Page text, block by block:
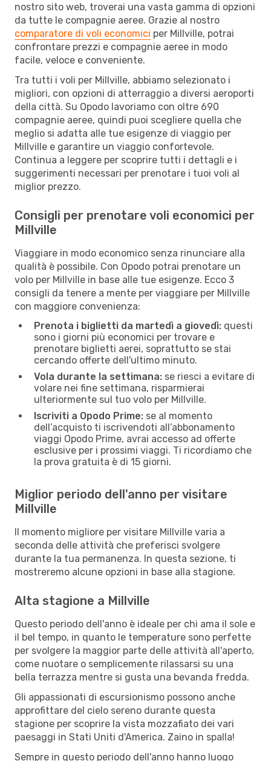
nostro sito web, troverai una vasta gamma di opzioni
da tutte le compagnie aeree. Grazie al nostro
comparatore di voli economici per Millville, potrai
confrontare prezzi e compagnie aeree in modo
facile, veloce e conveniente.
Tra tutti i voli per Millville, abbiamo selezionato i
migliori, con opzioni di atterraggio a diversi aeroporti
della città. Su Opodo lavoriamo con oltre 690
compagnie aeree, quindi puoi scegliere quella che
meglio si adatta alle tue esigenze di viaggio per
Millville e garantire un viaggio confortevole.
Continua a leggere per scoprire tutti i dettagli e i
suggerimenti necessari per prenotare i tuoi voli al
miglior prezzo.
Consigli per prenotare voli economici per
Millville
Viaggiare in modo economico senza rinunciare alla
qualità è possibile. Con Opodo potrai prenotare un
volo per Millville in base alle tue esigenze. Ecco 3
consigli da tenere a mente per viaggiare per Millville
con maggiore convenienza:
Prenota i biglietti da martedì a giovedì: questi
sono i giorni più economici per trovare e
prenotare biglietti aerei, soprattutto se stai
cercando offerte dell'ultimo minuto.
Vola durante la settimana: se riesci a evitare di
volare nei fine settimana, risparmierai
ulteriormente sul tuo volo per Millville.
Iscriviti a Opodo Prime: se al momento
dell’acquisto ti iscrivendoti all’abbonamento
viaggi Opodo Prime, avrai accesso ad offerte
esclusive per i prossimi viaggi. Ti ricordiamo che
la prova gratuita è di 15 giorni.
Miglior periodo dell'anno per visitare
Millville
Il momento migliore per visitare Millville varia a
seconda delle attività che preferisci svolgere
durante la tua permanenza. In questa sezione, ti
mostreremo alcune opzioni in base alla stagione.
Alta stagione a Millville
Questo periodo dell'anno è ideale per chi ama il sole e
il bel tempo, in quanto le temperature sono perfette
per svolgere la maggior parte delle attività all'aperto,
come nuotare o semplicemente rilassarsi su una
bella terrazza mentre si gusta una bevanda fredda.
Gli appassionati di escursionismo possono anche
approfittare del cielo sereno durante questa
stagione per scoprire la vista mozzafiato dei vari
paesaggi in Stati Uniti d'America. Zaino in spalla!
Sempre in questo periodo dell'anno hanno luogo